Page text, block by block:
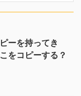
ーを持ってき
をコピーする？